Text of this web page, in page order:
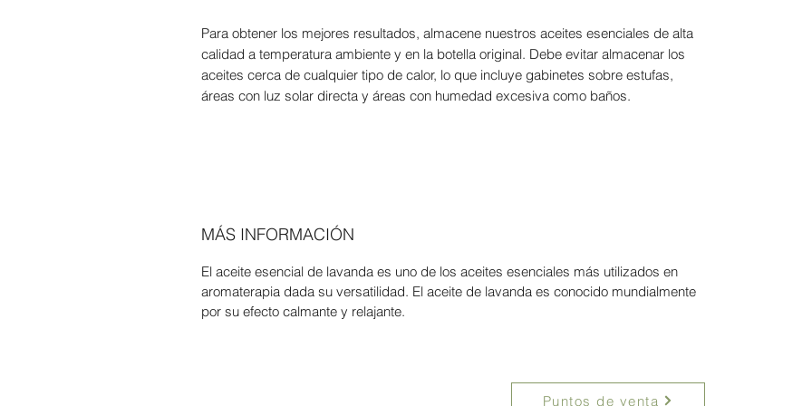
Para obtener los mejores resultados, almacene nuestros aceites esenciales de alta
calidad a temperatura ambiente y en la botella original. Debe evitar almacenar los
aceites cerca de cualquier tipo de calor, lo que incluye gabinetes sobre estufas,
áreas con luz solar directa y áreas con humedad excesiva como baños.
MÁS INFORMACIÓN
El aceite esencial de lavanda es uno de los aceites esenciales más utilizados en
aromaterapia dada su versatilidad. El aceite de lavanda es conocido mundialmente
por su efecto calmante y relajante.
Puntos de venta